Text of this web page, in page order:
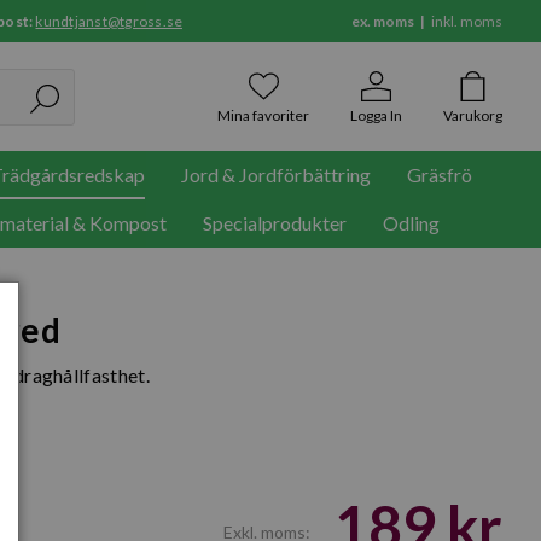
ex. moms inkl. moms
kundtjanst@tgross.se
Varukorg
Logga In
Mina favoriter
Jord & Jordförbättring Gräsfrö
& Kompost Specialprodukter Odling
draghållfasthet.
Exkl. moms: 189 kr